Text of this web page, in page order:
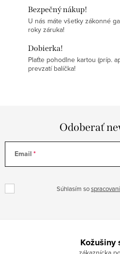
Bezpečný nákup!
U nás máte všetky zákonné
roky záruka!
Dobierka!
Plaťte pohodlne kartou (príp.
prevzatí balíčka!
Odoberať
Email
Súhlasím so
Kožušiny